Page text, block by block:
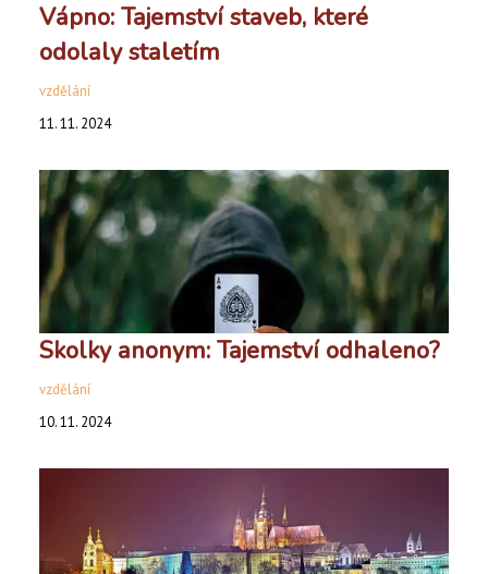
Vápno: Tajemství staveb, které
odolaly staletím
vzdělání
11. 11. 2024
Skolky anonym: Tajemství odhaleno?
vzdělání
10. 11. 2024